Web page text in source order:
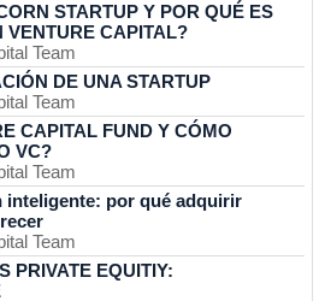
STARTUP Y POR QUÉ ES
VENTURE CAPITAL?
Team
DE UNA STARTUP
Team
CAPITAL FUND Y CÓMO
VC?
Team
inteligente: por qué adquirir
Team
PRIVATE EQUITIY: